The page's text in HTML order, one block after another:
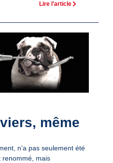
Lire l'article
même
n’a pas seulement été
renommé, mais